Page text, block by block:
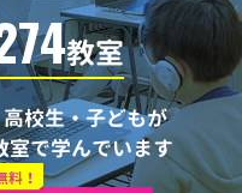
教室
校生・子どもが
室で学んでいます
料！